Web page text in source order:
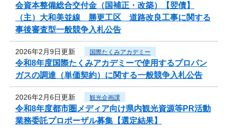
会資本整備総合交付金（国補正・改築）【翌債】
（主）大和美並線 勝更工区 道路改良工事に関する
事後審査型一般競争入札公告
2026年2月9日更新 国際たくみアカデミー
令和8年度国際たくみアカデミーで使用するプロパン
ガスの調達（単価契約）に関する一般競争入札公告
2026年2月6日更新 観光企画課
令和8年度都市圏メディア向け県内観光資源等PR活動
業務委託プロポーザル募集【選定結果】